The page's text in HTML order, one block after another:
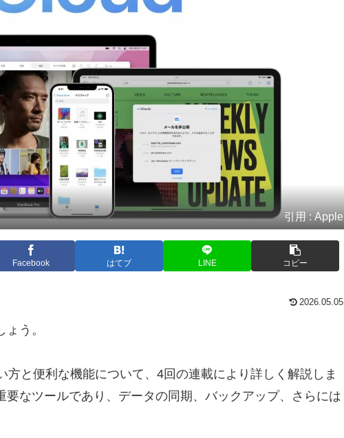
引用 : Apple
Facebook はてブ LINE コピー
2026.05.05
う。
方と便利な機能について、4回の連載により詳しく解説しま
なツールであり、データの同期、バックアップ、さらには